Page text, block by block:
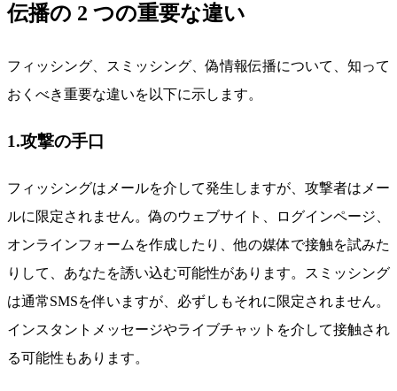
伝播の 2 つの重要な違い
フィッシング、スミッシング、偽情報伝播について、知って
おくべき重要な違いを以下に示します。
1.攻撃の手口
フィッシングはメールを介して発生しますが、攻撃者はメー
ルに限定されません。偽のウェブサイト、ログインページ、
オンラインフォームを作成したり、他の媒体で接触を試みた
りして、あなたを誘い込む可能性があります。スミッシング
は通常SMSを伴いますが、必ずしもそれに限定されません。
インスタントメッセージやライブチャットを介して接触され
る可能性もあります。